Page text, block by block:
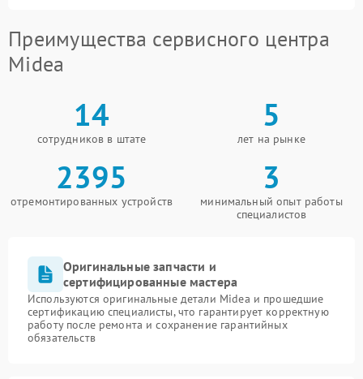
Преимущества сервисного центра
Midea
14
сотрудников в штате
5
лет на рынке
2395
отремонтированных устройств
3
минимальный опыт работы
специалистов
Оригинальные запчасти и
сертифицированные мастера
Используются оригинальные детали Midea и прошедшие
сертификацию специалисты, что гарантирует корректную
работу после ремонта и сохранение гарантийных
обязательств